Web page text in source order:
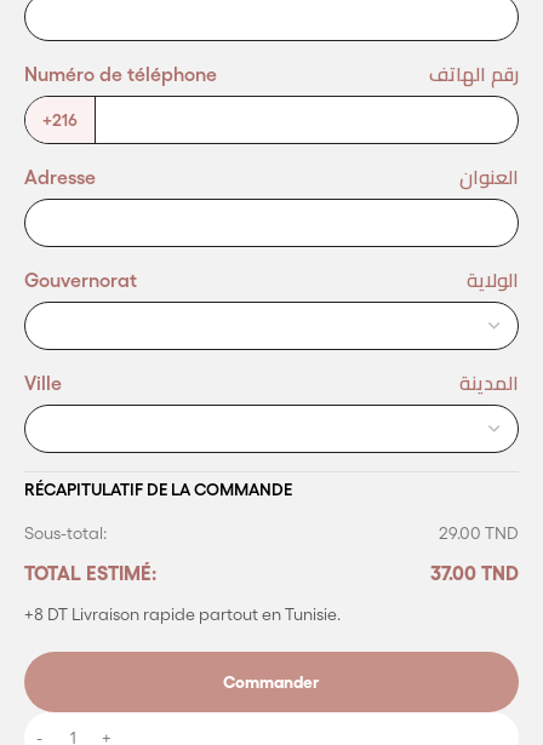
Numéro de téléphone رقم الهاتف
+216
Adresse العنوان
Gouvernorat الولاية
Ville المدينة
RÉCAPITULATIF DE LA COMMANDE
Sous-total: 29.00 TND
TOTAL ESTIMÉ: 37.00 TND
+8 DT Livraison rapide partout en Tunisie.
Commander